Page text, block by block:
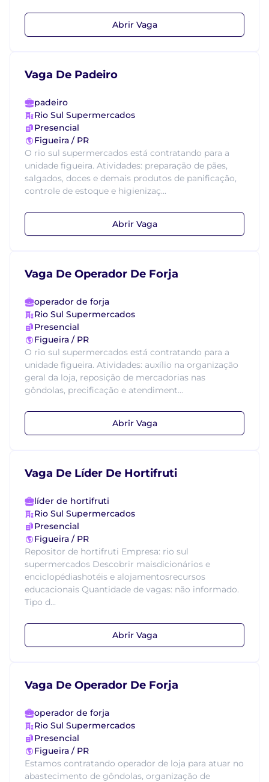
Abrir Vaga
Vaga De Padeiro
padeiro
Rio Sul Supermercados
Presencial
Figueira / PR
O rio sul supermercados está contratando para a
unidade figueira. Atividades: preparação de pães,
salgados, doces e demais produtos de panificação,
controle de estoque e higienizaç...
Abrir Vaga
Vaga De Operador De Forja
operador de forja
Rio Sul Supermercados
Presencial
Figueira / PR
O rio sul supermercados está contratando para a
unidade figueira. Atividades: auxílio na organização
geral da loja, reposição de mercadorias nas
gôndolas, precificação e atendiment...
Abrir Vaga
Vaga De Líder De Hortifruti
líder de hortifruti
Rio Sul Supermercados
Presencial
Figueira / PR
Repositor de hortifruti Empresa: rio sul
supermercados Descobrir maisdicionários e
enciclopédiashotéis e alojamentosrecursos
educacionais Quantidade de vagas: não informado.
Tipo d...
Abrir Vaga
Vaga De Operador De Forja
operador de forja
Rio Sul Supermercados
Presencial
Figueira / PR
Estamos contratando operador de loja para atuar no
abastecimento de gôndolas, organização de